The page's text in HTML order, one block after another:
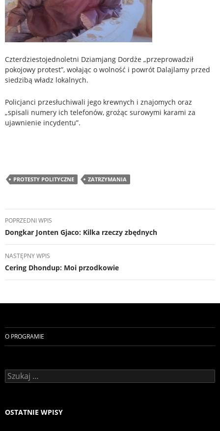
Czterdziestojednoletni Dziamjang Dordże „przeprowadził
pokojowy protest”, wołając o wolność i powrót Dalajlamy przed
siedzibą władz lokalnych.
Policjanci przesłuchiwali jego krewnych i znajomych oraz
„spisali numery ich telefonów, grożąc surowymi karami za
ujawnienie incydentu”.
PROTESTY POLITYCZNE ZATRZYMANIA
Nawigacja
wpisu
POPRZEDNI WPIS
Dongkar Jonten Gjaco: Kilka rzeczy zbędnych
NASTĘPNY WPIS
Cering Dhondup: Moi przodkowie
O PROGRAMIE
Szukaj:
OSTATNIE WPISY